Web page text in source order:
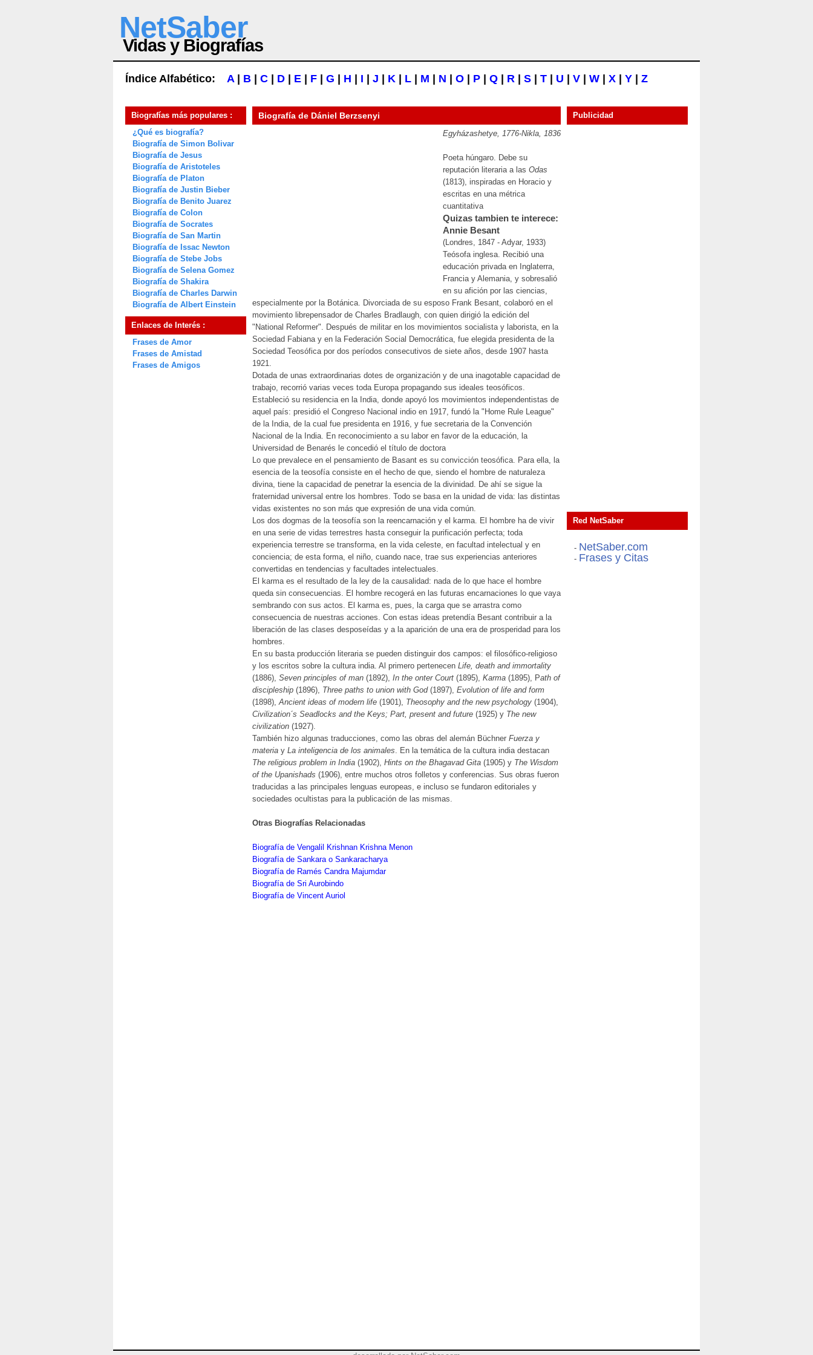
NetSaber
Vidas y Biografías
Índice Alfabético: A| B C D E F G H I J K L M N O P Q R S T U V W X Y Z
Biografías más populares :
¿Qué es biografía?
Biografía de Simon Bolivar
Biografía de Jesus
Biografía de Aristoteles
Biografía de Platon
Biografía de Justin Bieber
Biografía de Benito Juarez
Biografía de Colon
Biografía de Socrates
Biografía de San Martin
Biografía de Issac Newton
Biografía de Stebe Jobs
Biografía de Selena Gomez
Biografía de Shakira
Biografía de Charles Darwin
Biografía de Albert Einstein
Enlaces de Interés :
Frases de Amor
Frases de Amistad
Frases de Amigos
Biografía de Dániel Berzsenyi
Egyházashetye, 1776-Nikla, 1836
Poeta húngaro. Debe su
reputación literaria a las Odas
(1813), inspiradas en Horacio y
escritas en una métrica
cuantitativa
Quizas tambien te interece:
Annie Besant
(Londres, 1847 - Adyar, 1933)
Teósofa inglesa. Recibió una
educación privada en Inglaterra,
Francia y Alemania, y sobresalió
en su afición por las ciencias,
especialmente por la Botánica. Divorciada de su esposo Frank Besant, colaboró en el
movimiento librepensador de Charles Bradlaugh, con quien dirigió la edición del
"National Reformer". Después de militar en los movimientos socialista y laborista, en la
Sociedad Fabiana y en la Federación Social Democrática, fue elegida presidenta de la
Sociedad Teosófica por dos períodos consecutivos de siete años, desde 1907 hasta
1921.
Dotada de unas extraordinarias dotes de organización y de una inagotable capacidad de
trabajo, recorrió varias veces toda Europa propagando sus ideales teosóficos.
Estableció su residencia en la India, donde apoyó los movimientos independentistas de
aquel país: presidió el Congreso Nacional indio en 1917, fundó la "Home Rule League"
de la India, de la cual fue presidenta en 1916, y fue secretaria de la Convención
Nacional de la India. En reconocimiento a su labor en favor de la educación, la
Universidad de Benarés le concedió el título de doctora
Lo que prevalece en el pensamiento de Basant es su convicción teosófica. Para ella, la
esencia de la teosofía consiste en el hecho de que, siendo el hombre de naturaleza
divina, tiene la capacidad de penetrar la esencia de la divinidad. De ahí se sigue la
fraternidad universal entre los hombres. Todo se basa en la unidad de vida: las distintas
vidas existentes no son más que expresión de una vida común.
Los dos dogmas de la teosofía son la reencarnación y el karma. El hombre ha de vivir
en una serie de vidas terrestres hasta conseguir la purificación perfecta; toda
experiencia terrestre se transforma, en la vida celeste, en facultad intelectual y en
conciencia; de esta forma, el niño, cuando nace, trae sus experiencias anteriores
convertidas en tendencias y facultades intelectuales.
El karma es el resultado de la ley de la causalidad: nada de lo que hace el hombre
queda sin consecuencias. El hombre recogerá en las futuras encarnaciones lo que vaya
sembrando con sus actos. El karma es, pues, la carga que se arrastra como
consecuencia de nuestras acciones. Con estas ideas pretendía Besant contribuir a la
liberación de las clases desposeídas y a la aparición de una era de prosperidad para los
hombres.
En su basta producción literaria se pueden distinguir dos campos: el filosófico-religioso
y los escritos sobre la cultura india. Al primero pertenecen Life, death and immortality
(1886), Seven principles of man (1892), In the onter Court (1895), Karma (1895), Path of
discipleship (1896), Three paths to union with God(1897), Evolution of life and form
(1898),Ancient ideas of modern life (1901), Theosophy and the new psychology (1904),
Civilization´s Seadlocks and the Keys; Part, present and future (1925) y The new
civilization (1927).
También hizo algunas traducciones, como las obras del alemán Büchner Fuerza y
materia y La inteligencia de los animales. En la temática de la cultura india destacan
The religious problem in India (1902), Hints on the Bhagavad Gita (1905) y The Wisdom
of the Upanishads (1906), entre muchos otros folletos y conferencias. Sus obras fueron
traducidas a las principales lenguas europeas, e incluso se fundaron editoriales y
sociedades ocultistas para la publicación de las mismas.
Otras Biografías Relacionadas
Biografía de Vengalil Krishnan Krishna Menon
Biografía de Sankara o Sankaracharya
Biografía de Ramés Candra Majumdar
Biografía de Sri Aurobindo
Biografía de Vincent Auriol
Publicidad
Red NetSaber
- NetSaber.com
- Frases y Citas